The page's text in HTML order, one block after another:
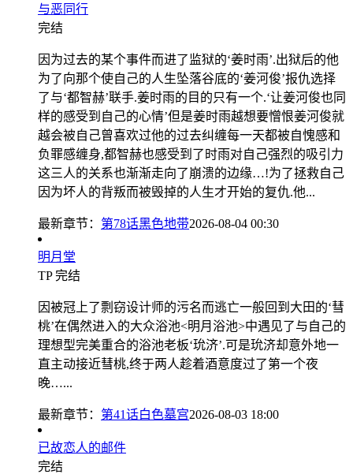
与恶同行
完结
因为过去的某个事件而进了监狱的‘姜时雨’.出狱后的他
为了向那个使自己的人生坠落谷底的‘姜河俊’报仇选择
了与‘都智赫’联手.姜时雨的目的只有一个.‘让姜河俊也同
样的感受到自己的心情’但是姜时雨越想要憎恨姜河俊就
越会被自己曾喜欢过他的过去纠缠每一天都被自愧感和
负罪感缠身,都智赫也感受到了时雨对自己强烈的吸引力
这三人的关系也渐渐走向了崩溃的边缘…!为了拯救自己
因为坏人的背叛而被毁掉的人生才开始的复仇.他...
最新章节： 第78话黑色地带2026-08-04 00:30
明月堂
TP 完结
因被冠上了剽窃设计师的污名而逃亡一般回到大田的‘彗
桃’在偶然进入的大众浴池<明月浴池>中遇见了与自己的
理想型完美重合的浴池老板‘玧济’.可是玧济却意外地一
直主动接近彗桃,终于两人趁着酒意度过了第一个夜
晚…...
最新章节： 第41话白色墓宫2026-08-03 18:00
已故恋人的邮件
完结